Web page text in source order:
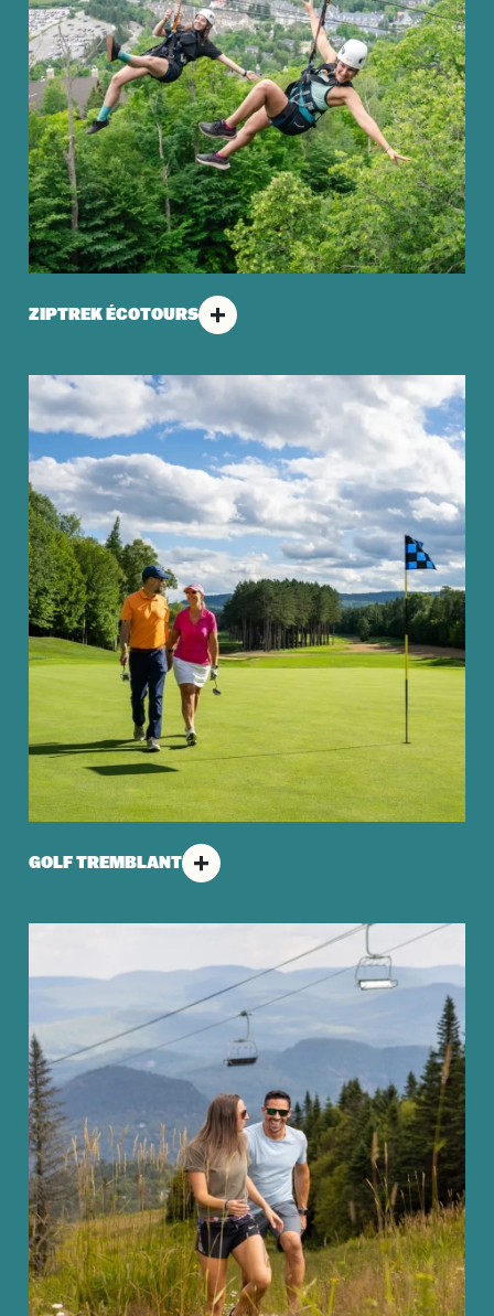
ZIPTREK ÉCOTOURS
GOLF TREMBLANT